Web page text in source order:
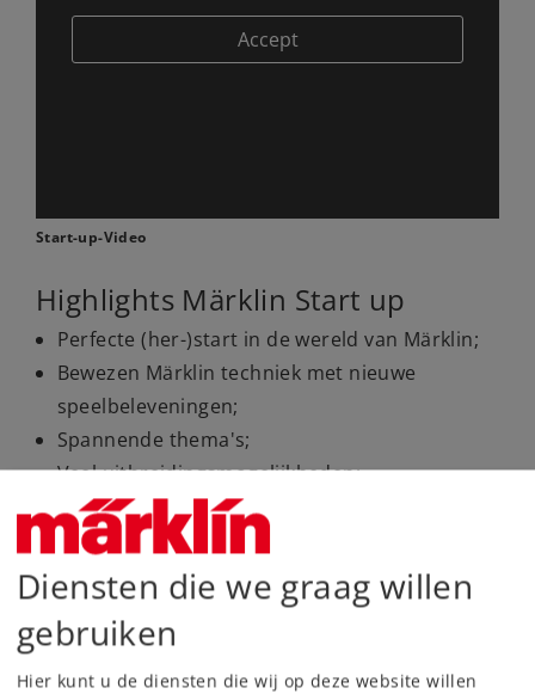
Start-up-Video
Highlights Märklin Start up
Perfecte (her-)start in de wereld van Märklin;
Bewezen Märklin techniek met nieuwe
speelbeleveningen;
Spannende thema's;
Veel uitbreidingsmogelijkheden;
Hoogwaardig Märklin C-railssysteem, dat ook
bij Märklin H0 wordt gebruikt;
Locomotieven en wagens passen bij de
Märklin H0 modellen.
Diensten die we graag willen
gebruiken
Hier kunt u de diensten die wij op deze website willen